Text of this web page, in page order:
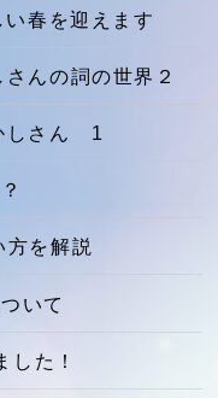
春を迎えます
んの詞の世界２
しさん 1
を解説
いて
た！